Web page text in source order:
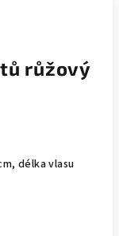
růžový
délka vlasu